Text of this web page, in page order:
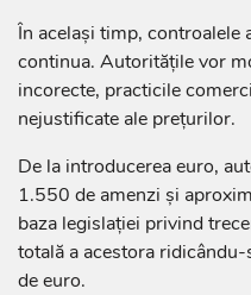
În același timp,
continua. Autoritățile vor
incorecte, practicile
nejustificate ale prețurilor.
De la introducerea euro,
1.550 de amenzi și
baza legislației privind
totală a acestora
de euro.